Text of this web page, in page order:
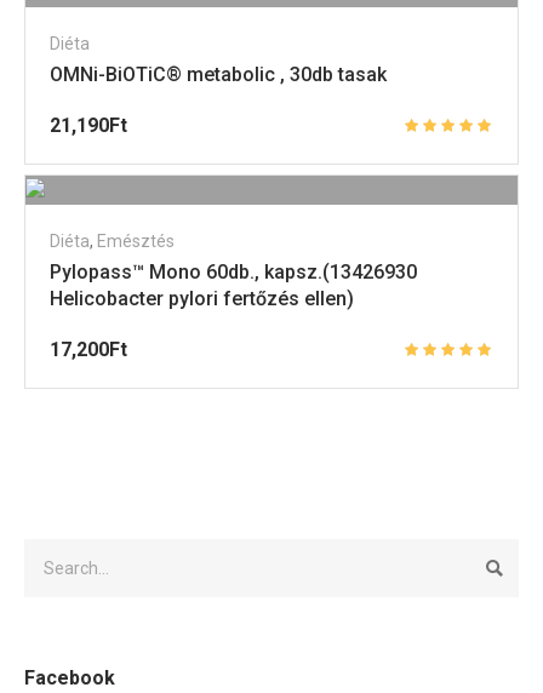
Diéta
OMNi-BiOTiC® metabolic , 30db tasak
21,190Ft
Diéta, Emésztés
Pylopass™ Mono 60db., kapsz.(13426930
Helicobacter pylori fertőzés ellen)
17,200Ft
Facebook